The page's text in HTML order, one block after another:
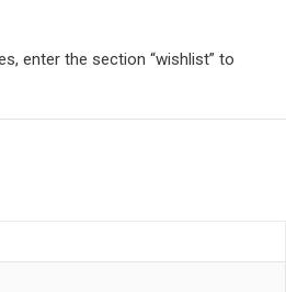
enter the section “wishlist” to